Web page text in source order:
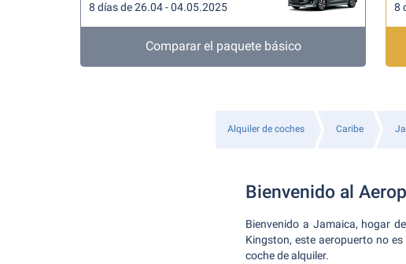
8 días de 26.04 - 04.05.2025
Comparar el paquete básico
8
Alquiler de coches Caribe
Bienvenido al
Bienvenido a Jamaica, hogar
Kingston, este aeropuerto no
coche de alquiler.